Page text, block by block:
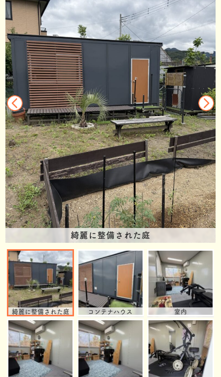
綺麗に整備された庭
綺麗に整備された庭 コンテナハウス 室内